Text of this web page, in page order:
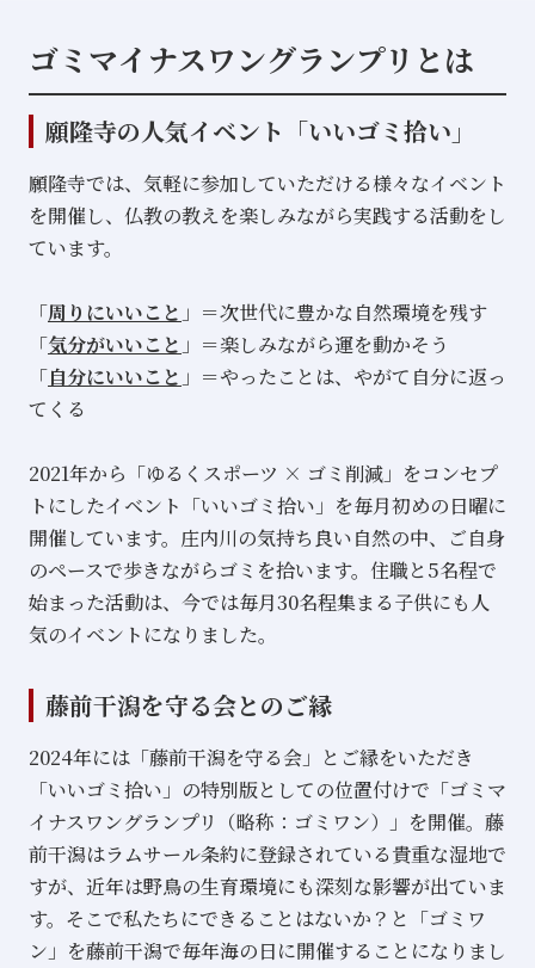
ゴミマイナスワングランプリとは
願隆寺の人気イベント「いいゴミ拾い」
願隆寺では、気軽に参加していただける様々なイベント
を開催し、仏教の教えを楽しみながら実践する活動をし
ています。
「周りにいいこと 」＝次世代に豊かな自然環境を残す
「気分がいいこと 」＝楽しみながら運を動かそう
「自分にいいこと 」＝やったことは、やがて自分に返っ
てくる
2021年から「ゆるくスポーツ × ゴミ削減」をコンセプ
トにしたイベント「いいゴミ拾い」を毎月初めの日曜に
開催しています。庄内川の気持ち良い自然の中、ご自身
のペースで歩きながらゴミを拾います。住職と5名程で
始まった活動は、今では毎月30名程集まる子供にも人
気のイベントになりました。
藤前干潟を守る会とのご縁
2024年には「藤前干潟を守る会」とご縁をいただき
「いいゴミ拾い」の特別版としての位置付けで「ゴミマ
イナスワングランプリ（略称：ゴミワン）」を開催。藤
前干潟はラムサール条約に登録されている貴重な湿地で
すが、近年は野鳥の生育環境にも深刻な影響が出ていま
す。そこで私たちにできることはないか？と「ゴミワ
ン」を藤前干潟で毎年海の日に開催することになりまし